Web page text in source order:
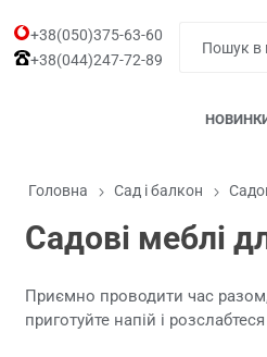
+38(050)375-63-60
+38(044)247-72-89
Головна Сад і балкон
Садові меблі
Приємно проводити час разом,
приготуйте напій і